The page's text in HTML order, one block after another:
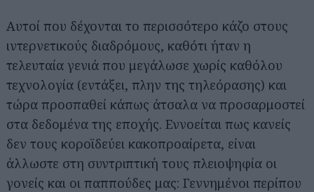
Αυτοί που δέχονται το περισσότερο κάζο στους
ιντερνετικούς διαδρόμους, καθότι ήταν η
τελευταία γενιά που μεγάλωσε χωρίς καθόλου
τεχνολογία (εντάξει, πλην της τηλεόρασης) και
τώρα προσπαθεί κάπως άτσαλα να προσαρμοστεί
στα δεδομένα της εποχής. Εννοείται πως κανείς
δεν τους κοροϊδεύει κακοπροαίρετα, είναι
άλλωστε στη συντριπτική τους πλειοψηφία οι
γονείς και οι παππούδες μας: Γεννημένοι περίπου